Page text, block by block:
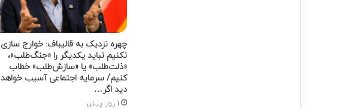
چهره نزدیک به قالیباف: خوارج سازی
نکنیم نباید یکدیگر را «جنگ‌طلب»،
«ذلت‌طلب» یا «سازش‌طلب» خطاب
کنیم/ سرمایه اجتماعی آسیب خواهد
دید اگر…
1 روز پیش